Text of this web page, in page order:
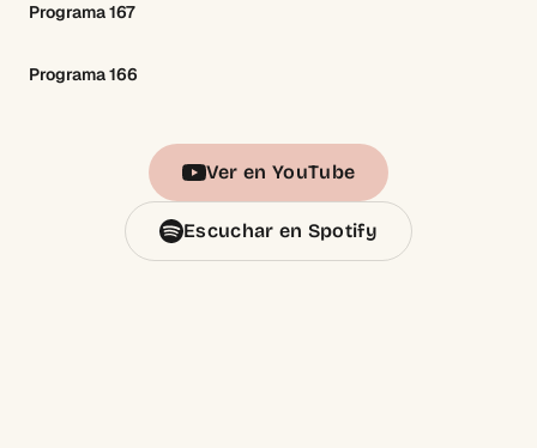
Programa 167
Programa 166
Ver en YouTube
Escuchar en Spotify